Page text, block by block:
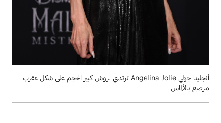
أنجلينا جولي Angelina Jolie ترتدي بروش كبير الحجم على شكل عقرب
مرصع بالألماس